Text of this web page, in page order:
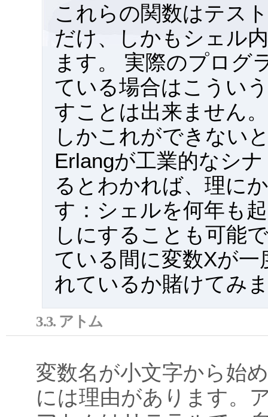
これらの関数はテス
だけ、しかもシェル
ます。 実際のプログ
ている場合はこうい
すことは出来ません
しかこれができない
Erlangが工業的なシ
るとわかれば、理に
す：シェルを何年も
しにすることも可能
ている間に変数Xが一
れているか賭けてみ
3.3. アトム
変数名が小文字から始
には理由があります。